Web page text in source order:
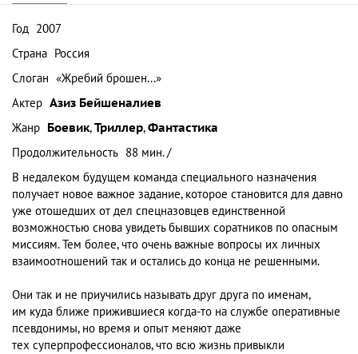
Год 2007
Страна Россия
Слоган «Жребий брошен...»
Актер Азиз Бейшеналиев
Жанр Боевик,Триллер,Фантастика
Продолжительность 88 мин. /
В недалеком будущем команда специального назначения
получает новое важное задание, которое становится для давно
уже отошедших от дел спецназовцев единственной
возможностью снова увидеть бывших соратников по опасным
миссиям. Тем более, что очень важные вопросы их личных
взаимоотношений так и остались до конца не решенными.
Они так и не приучились называть друг друга по именам,
им куда ближе прижившиеся когда-то на службе оперативные
псевдонимы, но время и опыт меняют даже
тех суперпрофессионалов, что всю жизнь привыкли